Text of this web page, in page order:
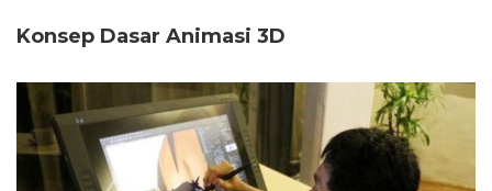
Konsep Dasar Animasi 3D